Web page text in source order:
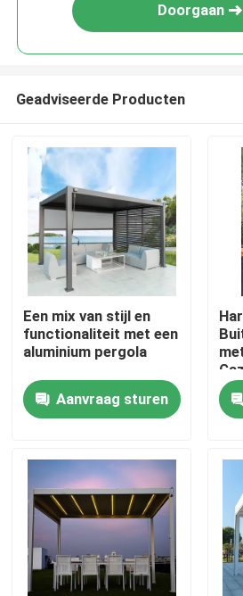
Producten
Ongeveer ons
Doorgaan
Geadviseerde Producten
Een mix van stijl en
functionaliteit met een
aluminium pergola
Aanvraag sturen